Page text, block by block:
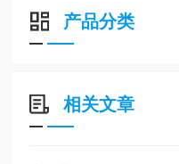
产品分类
相关文章